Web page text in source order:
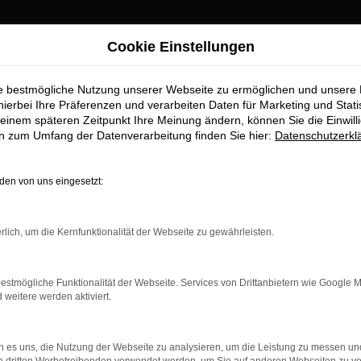
Händler
finanzieren
Ansprechpartner für den Audi
Wahl nur beglückwünschen? Das Autohaus Stiglmayr
die anderen spannenden Fahrzeuge geht. Wir lieben, was
begeistert schon auf den ersten Blick. Gerne lassen wir Sie
und der Motorisierung. Freuen Sie sich auf Ihren Besuch in
Cookie Einstellungen
bestmögliche Nutzung unserer Webseite zu ermöglichen und unsere
Ihre Präferenzen und verarbeiten Daten für Marketing und
späteren Zeitpunkt Ihre Meinung ändern, können Sie die
zum Umfang der Datenverarbeitung finden Sie hier:
von uns eingesetzt:
um die Kernfunktionalität der Webseite zu gewährleisten.
Funktionalität der Webseite. Services von Drittanbietern wie Google
weitere werden aktiviert.
es uns, die Nutzung der Webseite zu analysieren, um die Leistung zu messen